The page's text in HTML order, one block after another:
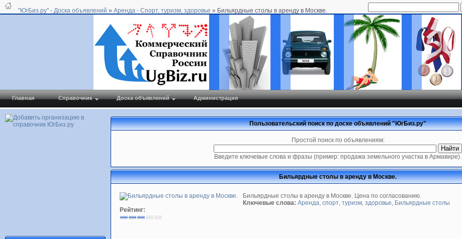
"ЮгБиз.ру" - Доска объявлений » Аренда - Спорт, туризм, здоровье » Бильярдные столы в аренду в Москве.
Главная Справочник Доска объявлений Администрация
Пользовательский поиск по доске объявлений "ЮгБиз.ру"
Простой поиск по объявлениям:
Введите ключевые слова и фразы (пример: продажа земельного участка в Армавире).
Бильярдные столы в аренду в Москве.
Бильярдные столы в аренду в Москве. Цена по согласованию.
Ключевые слова: Аренда, спорт, туризм, здоровье, Бильярдные столы
Рейтинг: